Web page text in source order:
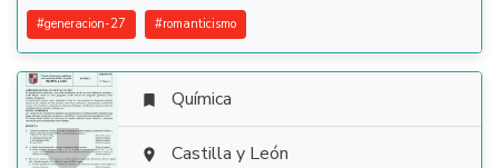
#generacion-27 #romanticismo
 Química
 Castilla y León